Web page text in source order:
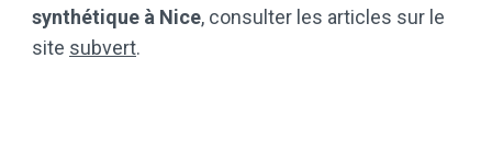
synthétique à Nice, consulter les articles sur le
site subvert.